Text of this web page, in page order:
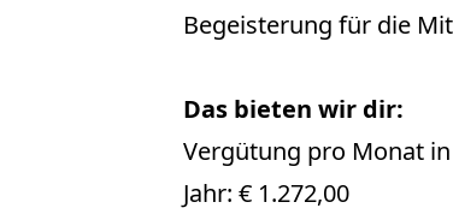
Begeisterung für die
Das bieten wir dir:
Vergütung pro Monat
Jahr: € 1.272,00